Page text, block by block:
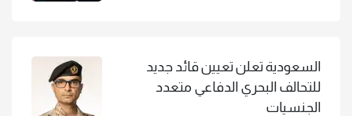
السعودية تعلن تعيين قائد جديد
للتحالف البحري الدفاعي متعدد
الجنسيات